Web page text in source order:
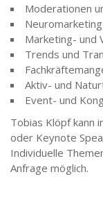
Moderationen
Marketing- und
Trends und
Aktiv- und
Event- und
Tobias Klöpf kann
oder Keynote
Individuelle
Anfrage möglich.